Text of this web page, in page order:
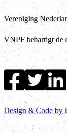
Vereniging
VNPF behartigt de
Design & Code by